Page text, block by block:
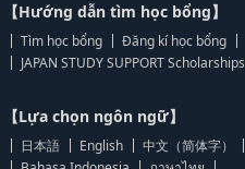
【Hướng dẫn tìm học bổng】
Tìm học bổng
Đăng kí học bổng
JAPAN STUDY SUPPORT Scholarships
【Lựa chọn ngôn ngữ】
日本語 English 中文（简体字）